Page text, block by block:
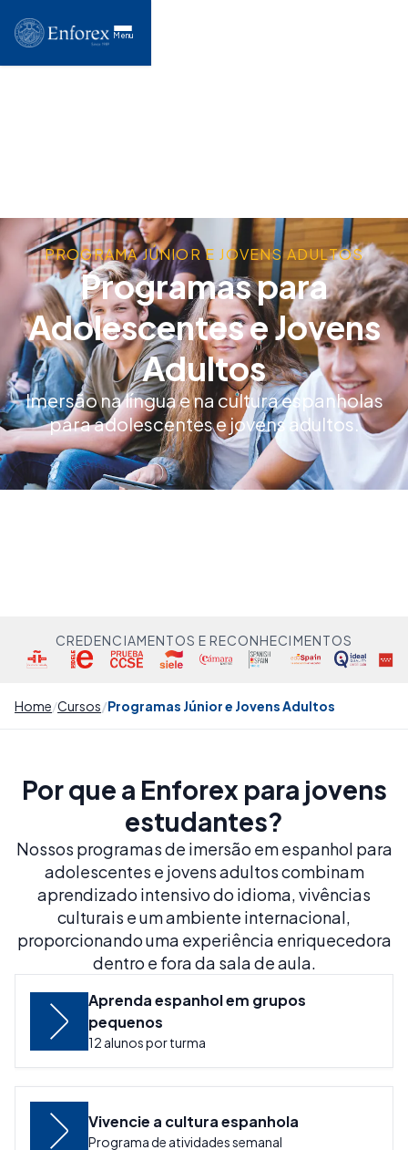
Menu
PROGRAMA JÚNIOR E JOVENS ADULTOS
Programas para
Adolescentes e Jovens
Adultos
Imersão na língua e na cultura espanholas
para adolescentes e jovens adultos.
CREDENCIAMENTOS E RECONHECIMENTOS
Home Cursos Programas Júnior e Jovens Adultos
Por que a Enforex para jovens
estudantes?
Nossos programas de imersão em espanhol para
adolescentes e jovens adultos combinam
aprendizado intensivo do idioma, vivências
culturais e um ambiente internacional,
proporcionando uma experiência enriquecedora
dentro e fora da sala de aula.
Aprenda espanhol em grupos
pequenos
12 alunos por turma
Vivencie a cultura espanhola
Programa de atividades semanal